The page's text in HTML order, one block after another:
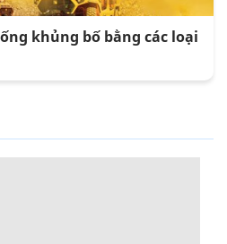
khủng bố bằng các loại